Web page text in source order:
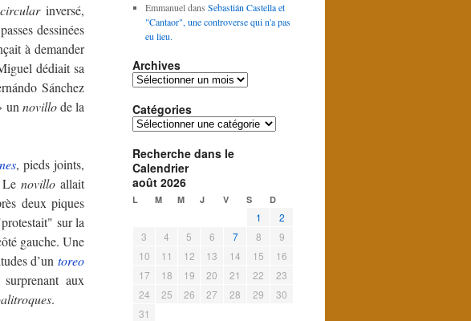
circularinversé,
dessinées
à demander
dédiait sa
Sánchez
un novillode la
, pieds joints,
novilloallait
deux piques
sur la
gauche. Une
d’un toreo
aux
.
Emmanueldans Sebastián Castella et
"Cantaor", une controverse qui n'a pas
eu lieu.
Archives
Archives
Catégories
Catégories
Recherche dans le
Calendrier
août 2026
L M M J V S D
1
2
3
4 5 6 7 8
9
10
11 12 13 14 15
16
17
18 19 20 21 22
23
24
25 26 27 28 29
30
31